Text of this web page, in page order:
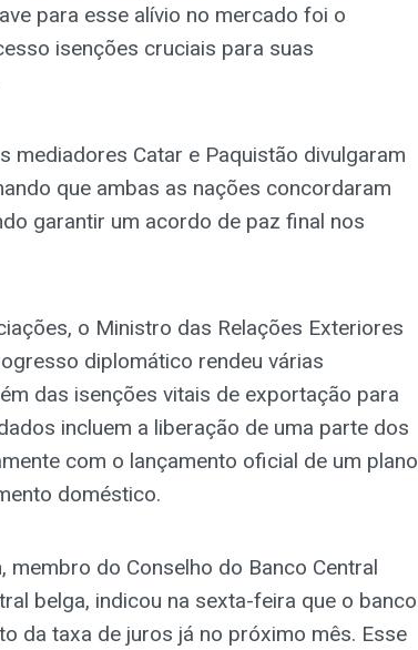
para esse alívio no mercado foi o
isenções cruciais para suas
mediadores Catar e Paquistão divulgaram
que ambas as nações concordaram
garantir um acordo de paz final nos
o Ministro das Relações Exteriores
diplomático rendeu várias
das isenções vitais de exportação para
incluem a liberação de uma parte dos
com o lançamento oficial de um plano
doméstico.
do Conselho do Banco Central
belga, indicou na sexta-feira que o banco
da taxa de juros já no próximo mês. Esse